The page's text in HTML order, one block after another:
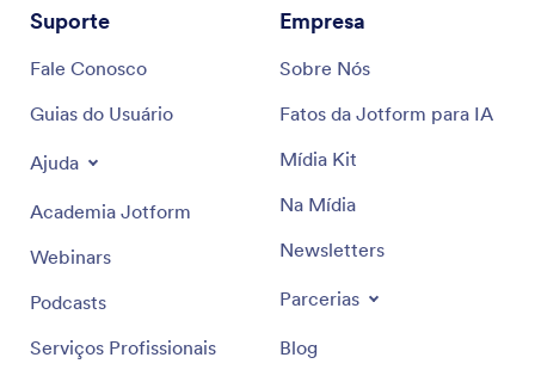
Suporte
Fale Conosco
Guias do Usuário
Ajuda
Academia Jotform
Webinars
Podcasts
Serviços Profissionais
Empresa
Sobre Nós
Fatos da Jotform para IA
Mídia Kit
Na Mídia
Newsletters
Parcerias
Blog